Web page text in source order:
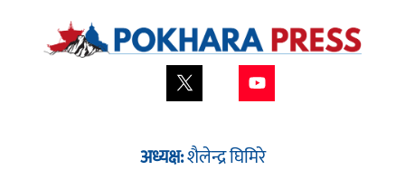
अध्यक्ष:शैलेन्द्र घिमिरे